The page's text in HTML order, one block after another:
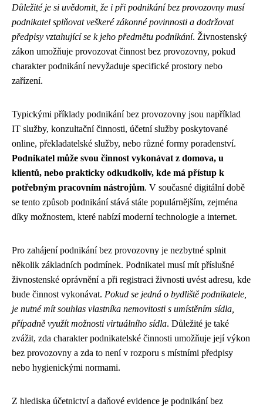
Důležité je si uvědomit, že i při podnikání bez provozovny musí
podnikatel splňovat veškeré zákonné povinnosti a dodržovat
předpisy vztahující se k jeho předmětu podnikání. Živnostenský
zákon umožňuje provozovat činnost bez provozovny, pokud
charakter podnikání nevyžaduje specifické prostory nebo
zařízení.
Typickými příklady podnikání bez provozovny jsou například
IT služby, konzultační činnosti, účetní služby poskytované
online, překladatelské služby, nebo různé formy poradenství.
Podnikatel může svou činnost vykonávat z domova, u
klientů, nebo prakticky odkudkoliv, kde má přístup k
potřebným pracovním nástrojům. V současné digitální době
se tento způsob podnikání stává stále populárnějším, zejména
díky možnostem, které nabízí moderní technologie a internet.
Pro zahájení podnikání bez provozovny je nezbytné splnit
několik základních podmínek. Podnikatel musí mít příslušné
živnostenské oprávnění a při registraci živnosti uvést adresu, kde
bude činnost vykonávat. Pokud se jedná o bydliště podnikatele,
je nutné mít souhlas vlastníka nemovitosti s umístěním sídla,
případně využít možnosti virtuálního sídla. Důležité je také
zvážit, zda charakter podnikatelské činnosti umožňuje její výkon
bez provozovny a zda to není v rozporu s místními předpisy
nebo hygienickými normami.
Z hlediska účetnictví a daňové evidence je podnikání bez